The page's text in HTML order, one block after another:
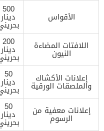
الأقواس
500
دينار
اللافتات المضاءة
النيون
200
دينار
إعلانات الأكشاك
والملصقات الورقية
50
دينار
إعلانات معفية من
الرسوم
50
دينار